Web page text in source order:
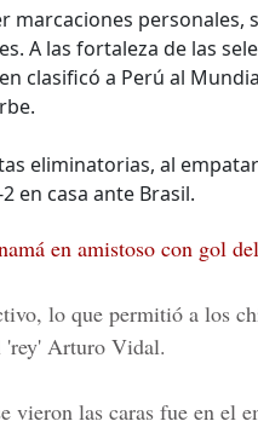
marcaciones personales,
A las fortaleza de las
clasificó a Perú al
eliminatorias, al
en casa ante Brasil.
en amistoso con gol
lo que permitió a los
'rey' Arturo Vidal.
las caras fue en el